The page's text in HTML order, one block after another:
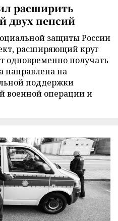
расширить
двух пенсий
защиты России
расширяющий круг
одновременно получать
направлена на
поддержки
военной операции и